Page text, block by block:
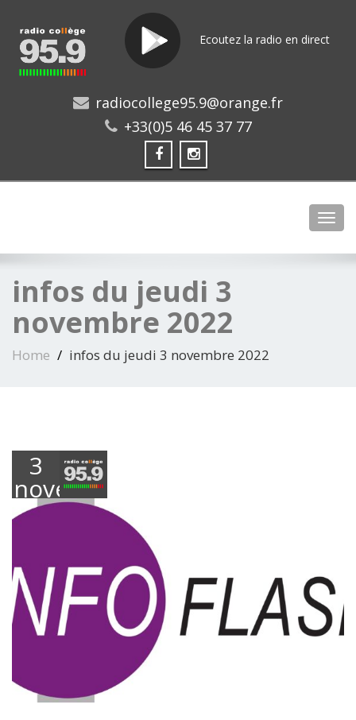
Ecoutez la radio en direct
radiocollege95.9@orange.fr
+33(0)5 46 45 37 77
infos du jeudi 3
novembre 2022
Home infos du jeudi 3 novembre 2022
3
novembre
2022